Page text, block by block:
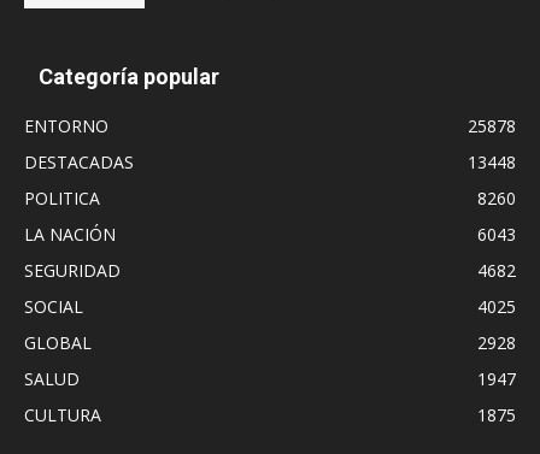
Categoría popular
ENTORNO
25878
DESTACADAS
13448
POLITICA
8260
LA NACIÓN
6043
SEGURIDAD
4682
SOCIAL
4025
GLOBAL
2928
SALUD
1947
CULTURA
1875